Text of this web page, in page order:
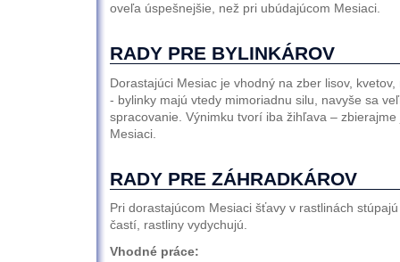
oveľa úspešnejšie, než pri ubúdajúcom Mesiaci.
RADY PRE BYLINKÁROV
Dorastajúci Mesiac je vhodný na zber lisov,
- bylinky majú vtedy mimoriadnu silu, navyše sa
spracovanie. Výnimku tvorí iba žihľava –
Mesiaci.
RADY PRE ZÁHRADKÁROV
Pri dorastajúcom Mesiaci šťavy v rastlinách
častí, rastliny vydychujú.
Vhodné práce: